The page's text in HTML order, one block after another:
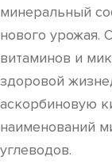
минеральный
нового урожая.
витаминов и
здоровой
аскорбиновую
наименований
углеводов.